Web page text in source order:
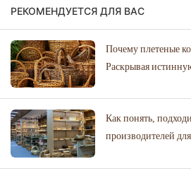
РЕКОМЕНДУЕТСЯ ДЛЯ ВАС
Почему плетеные
Раскрывая
Как понять,
производителей